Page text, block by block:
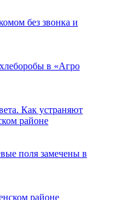
без звонка и
в «Агро
Как устраняют
районе
поля замечены в
районе